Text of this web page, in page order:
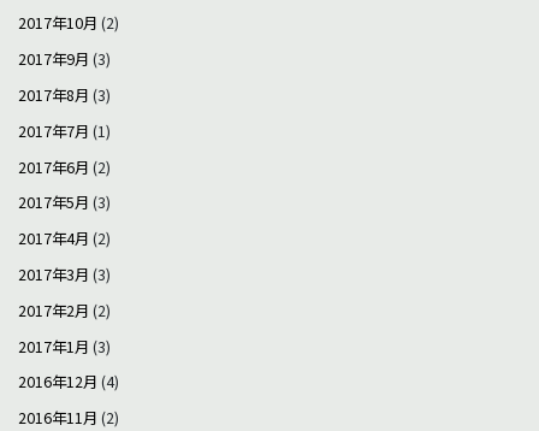
2017年10月 (2)
2017年9月 (3)
2017年8月 (3)
2017年7月 (1)
2017年6月 (2)
2017年5月 (3)
2017年4月 (2)
2017年3月 (3)
2017年2月 (2)
2017年1月 (3)
2016年12月 (4)
2016年11月 (2)